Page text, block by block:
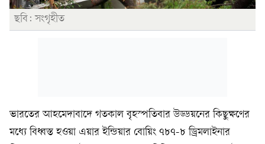
ছবি: সংগৃহীত
ভারতের আহমেদাবাদে গতকাল বৃহস্পতিবার উড্ডয়নের কিছুক্ষণের
মধ্যে বিধ্বস্ত হওয়া এয়ার ইন্ডিয়ার বোয়িং ৭৮৭-৮ ড্রিমলাইনার